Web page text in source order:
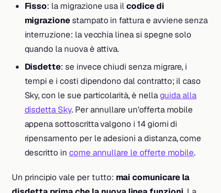
Fisso: la migrazione usa ilcodice di
migrazionestampato in fattura e avviene senza
interruzione: la vecchia linea si spegne solo
quando la nuova è attiva.
Disdette: se invece chiudi senza migrare, i
tempi e i costi dipendono dal contratto; il caso
Sky, con le sue particolarità, è nellaguida alla
disdetta Sky. Per annullare un’offerta mobile
appena sottoscritta valgono i 14 giorni di
ripensamento per le adesioni a distanza, come
descritto in come annullare le offerte mobile.
Un principio vale per tutto: mai comunicare la